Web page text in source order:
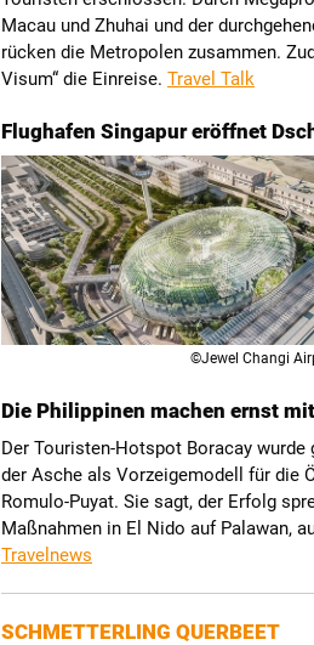
Macau und Zhuhai und der
rücken die Metropolen zusammen.
Visum“ die Einreise. Travel Talk
Flughafen Singapur eröffnet
©Jewel Changi
Die Philippinen machen ernst
Der Touristen-Hotspot Boracay
der Asche als Vorzeigemodell für die
Romulo-Puyat. Sie sagt, der Erfolg
Maßnahmen in El Nido auf Palawan,
Travelnews
SCHMETTERLING QUERBEET